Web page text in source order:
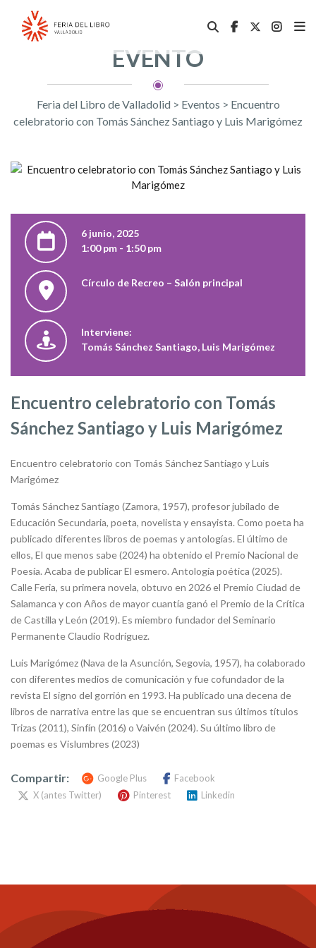
EVENTO
Feria del Libro de Valladolid > Eventos > Encuentro
celebratorio con Tomás Sánchez Santiago y Luis Marigómez
6 junio, 2025
1:00 pm - 1:50 pm
Círculo de Recreo – Salón principal
Interviene:
Tomás Sánchez Santiago, Luis Marigómez
Encuentro celebratorio con Tomás
Sánchez Santiago y Luis Marigómez
Encuentro celebratorio con Tomás Sánchez Santiago y Luis
Marigómez
Tomás Sánchez Santiago (Zamora, 1957), profesor jubilado de
Educación Secundaria, poeta, novelista y ensayista. Como poeta ha
publicado diferentes libros de poemas y antologías. El último de
ellos, El que menos sabe (2024) ha obtenido el Premio Nacional de
Poesía. Acaba de publicar El esmero. Antología poética (2025).
Calle Feria, su primera novela, obtuvo en 2026 el Premio Ciudad de
Salamanca y con Años de mayor cuantía ganó el Premio de la Crítica
de Castilla y León (2019). Es miembro fundador del Seminario
Permanente Claudio Rodríguez.
Luis Marigómez (Nava de la Asunción, Segovia, 1957), ha colaborado
con diferentes medios de comunicación y fue cofundador de la
revista El signo del gorrión en 1993. Ha publicado una decena de
libros de narrativa entre las que se encuentran sus últimos títulos
Trizas (2011), Sinfín (2016) o Vaivén (2024). Su último libro de
poemas es Vislumbres (2023)
Compartir: Google Plus
Facebook
X (antes Twitter)
Pinterest Linkedin